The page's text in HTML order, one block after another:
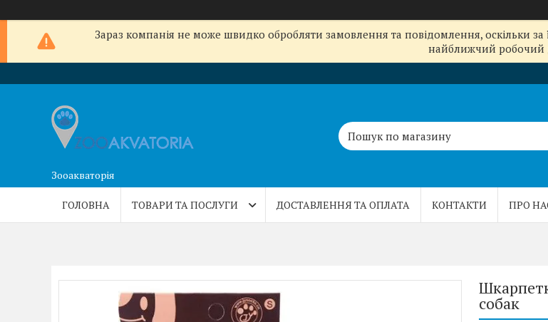
Зараз компанія не може швидко обробляти замовлення та повідомлення, оскільки
найближчий робочий
Зооакваторія
ГОЛОВНА ТОВАРИ ТА ПОСЛУГИ ДОСТАВЛЕННЯ ТА ОПЛАТА КОНТАКТИ ПРО
собак